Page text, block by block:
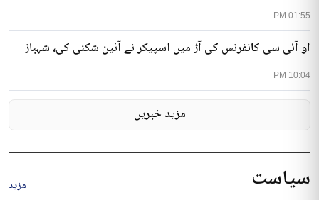
01:55 PM
10:04 PM
او آئی سی کانفرنس کی آڑ میں اسپیکر نے آئین شکنی کی، شہباز
مزید خبریں
سیاست مزید